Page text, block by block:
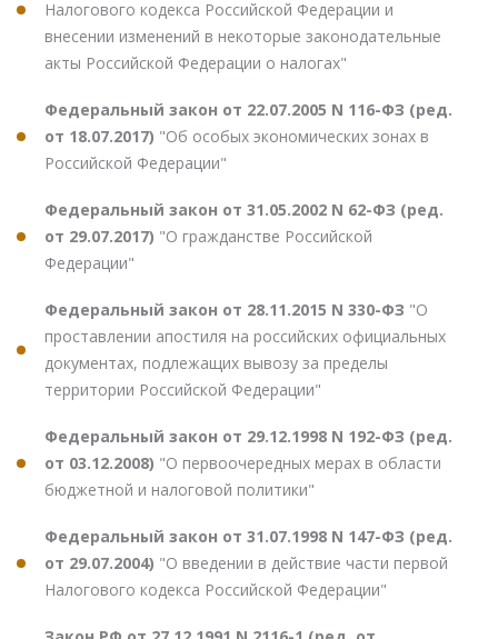
Налогового кодекса Российской Федерации и
внесении изменений в некоторые законодательные
акты Российской Федерации о налогах"
Федеральный закон от 22.07.2005 N 116-ФЗ (ред.
от 18.07.2017) "Об особых экономических зонах в
Российской Федерации"
Федеральный закон от 31.05.2002 N 62-ФЗ (ред.
от 29.07.2017) "О гражданстве Российской
Федерации"
Федеральный закон от 28.11.2015 N 330-ФЗ "О
проставлении апостиля на российских официальных
документах, подлежащих вывозу за пределы
территории Российской Федерации"
Федеральный закон от 29.12.1998 N 192-ФЗ (ред.
от 03.12.2008) "О первоочередных мерах в области
бюджетной и налоговой политики"
Федеральный закон от 31.07.1998 N 147-ФЗ (ред.
от 29.07.2004) "О введении в действие части первой
Налогового кодекса Российской Федерации"